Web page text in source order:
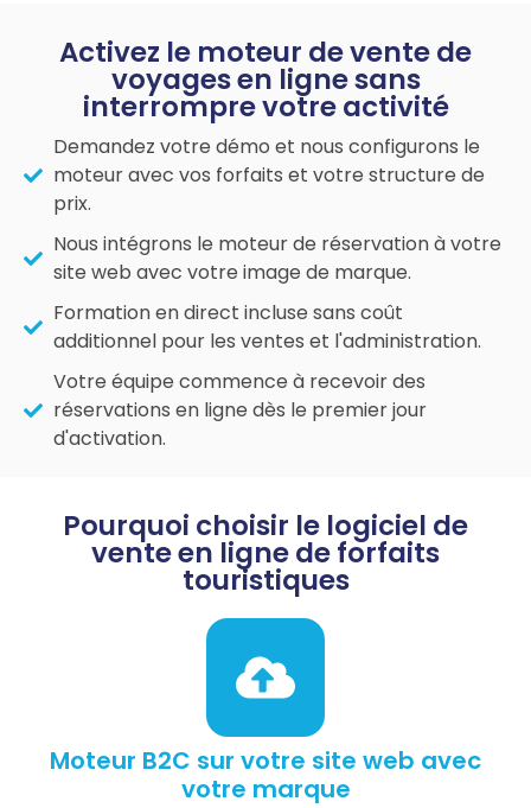
Activez le moteur de vente de
voyages en ligne sans
interrompre votre activité
Demandez votre démo et nous configurons le
moteur avec vos forfaits et votre structure de
prix.
Nous intégrons le moteur de réservation à votre
site web avec votre image de marque.
Formation en direct incluse sans coût
additionnel pour les ventes et l'administration.
Votre équipe commence à recevoir des
réservations en ligne dès le premier jour
d'activation.
Pourquoi choisir le logiciel de
vente en ligne de forfaits
touristiques
Moteur B2C sur votre site web avec
votre marque